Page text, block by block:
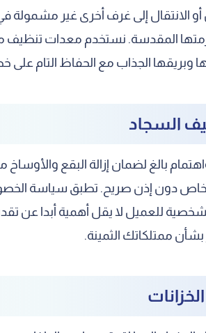
إلى غرف أخرى غير مشمولة
المقدسة. نستخدم معدات تنظيف
الجذاب مع الحفاظ التام على
السجاد
بالغ لضمان إزالة البقع
خاص دون إذن صريح. تطبق سياسة
للعميل لا يقل أهمية أبدا عن
ممتلكاتك الثمينة.